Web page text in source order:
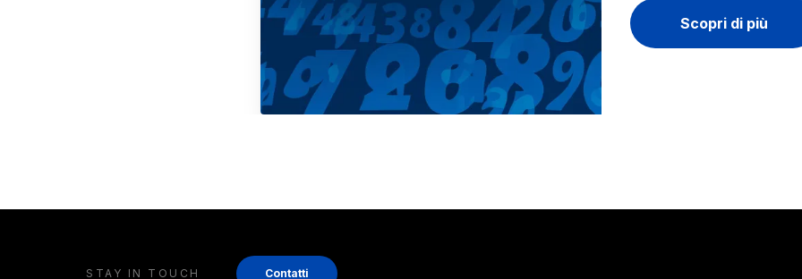
Scopri di più
STAY IN TOUCH Contatti